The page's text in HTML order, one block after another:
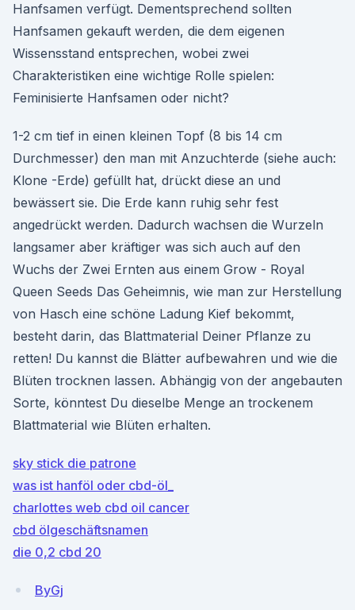
Hanfsamen verfügt. Dementsprechend sollten
Hanfsamen gekauft werden, die dem eigenen
Wissensstand entsprechen, wobei zwei
Charakteristiken eine wichtige Rolle spielen:
Feminisierte Hanfsamen oder nicht?
1-2 cm tief in einen kleinen Topf (8 bis 14 cm
Durchmesser) den man mit Anzuchterde (siehe auch:
Klone -Erde) gefüllt hat, drückt diese an und
bewässert sie. Die Erde kann ruhig sehr fest
angedrückt werden. Dadurch wachsen die Wurzeln
langsamer aber kräftiger was sich auch auf den
Wuchs der Zwei Ernten aus einem Grow - Royal
Queen Seeds Das Geheimnis, wie man zur Herstellung
von Hasch eine schöne Ladung Kief bekommt,
besteht darin, das Blattmaterial Deiner Pflanze zu
retten! Du kannst die Blätter aufbewahren und wie die
Blüten trocknen lassen. Abhängig von der angebauten
Sorte, könntest Du dieselbe Menge an trockenem
Blattmaterial wie Blüten erhalten.
sky stick die patrone
was ist hanföl oder cbd-öl_
charlottes web cbd oil cancer
cbd ölgeschäftsnamen
die 0,2 cbd 20
ByGj